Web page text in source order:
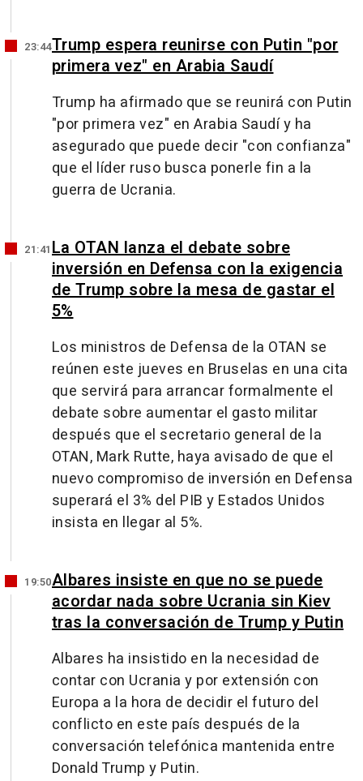
23:44Trump espera reunirse con Putin "por
primera vez" en Arabia Saudí
Trump ha afirmado que se reunirá con Putin
"por primera vez" en Arabia Saudí y ha
asegurado que puede decir "con confianza"
que el líder ruso busca ponerle fin a la
guerra de Ucrania.
21:41La OTAN lanza el debate sobre
inversión en Defensa con la exigencia
de Trump sobre la mesa de gastar el
5%
Los ministros de Defensa de la OTAN se
reúnen este jueves en Bruselas en una cita
que servirá para arrancar formalmente el
debate sobre aumentar el gasto militar
después que el secretario general de la
OTAN, Mark Rutte, haya avisado de que el
nuevo compromiso de inversión en Defensa
superará el 3% del PIB y Estados Unidos
insista en llegar al 5%.
19:50Albares insiste en que no se puede
acordar nada sobre Ucrania sin Kiev
tras la conversación de Trump y Putin
Albares ha insistido en la necesidad de
contar con Ucrania y por extensión con
Europa a la hora de decidir el futuro del
conflicto en este país después de la
conversación telefónica mantenida entre
Donald Trump y Putin.